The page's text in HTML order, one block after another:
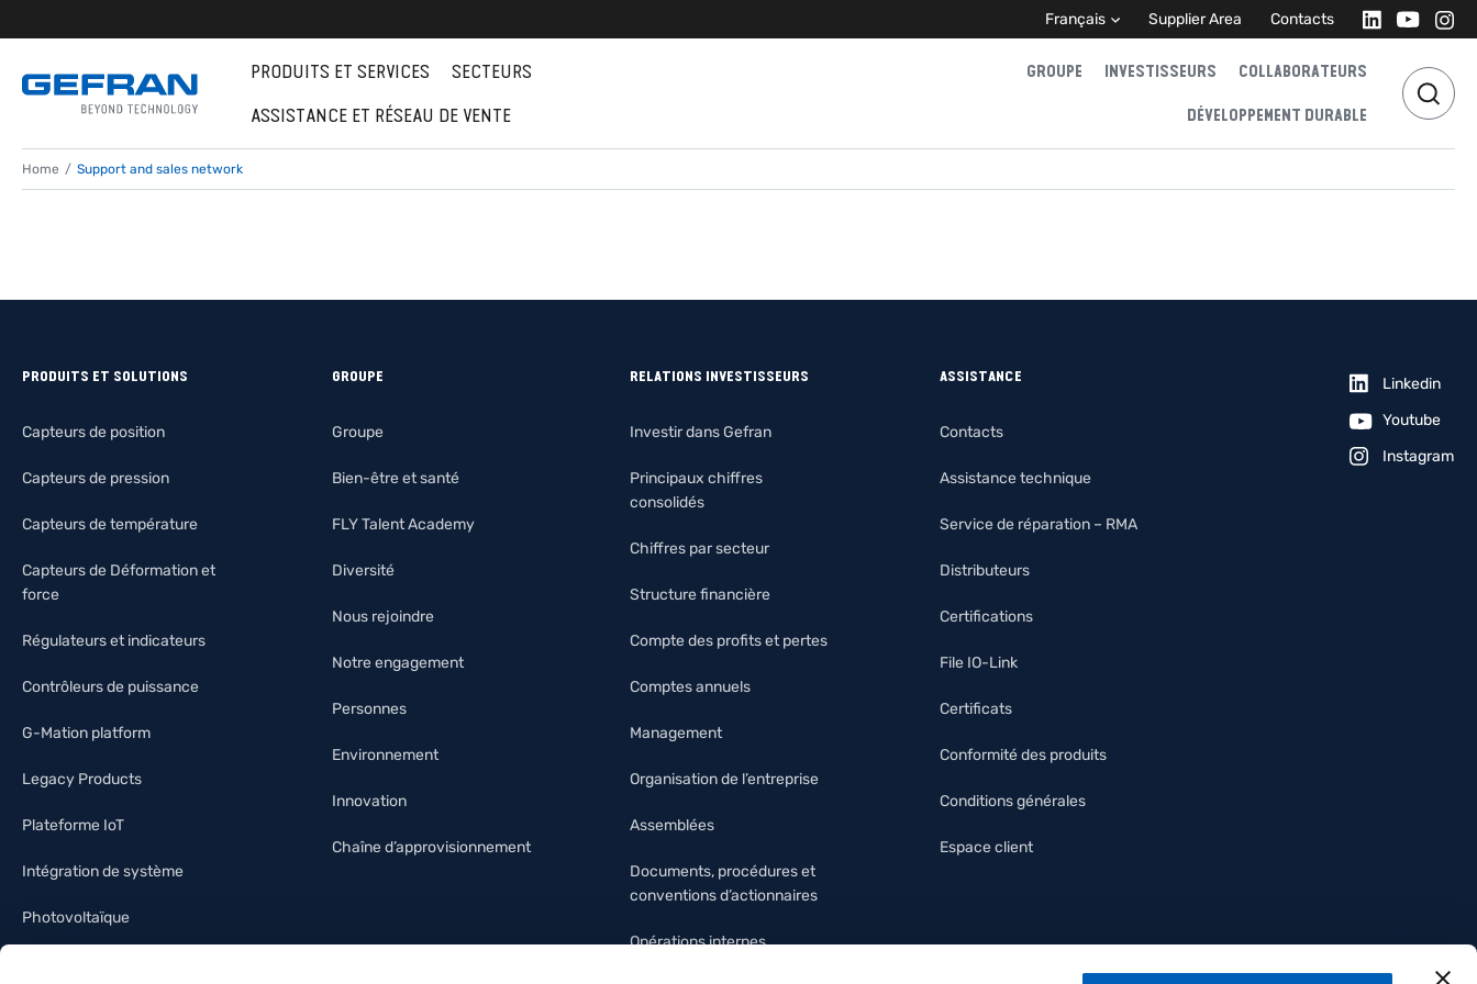
Français Supplier Area Contacts
PRODUITS ET SERVICES
SECTEURS
ASSISTANCE ET RÉSEAU DE VENTE
GROUPE INVESTISSEURS COLLABORATEURS
DÉVELOPPEMENT DURABLE
Home Support and sales network
PRODUITS ET SOLUTIONS
Capteurs de position
Capteurs de pression
Capteurs de température
Capteurs de Déformation et
force
Régulateurs et indicateurs
Contrôleurs de puissance
G-Mation platform
Legacy Products
Plateforme IoT
Intégration de système
Photovoltaïque
GROUPE
Groupe
Bien-être et santé
FLY Talent Academy
Diversité
Nous rejoindre
Notre engagement
Personnes
Environnement
Innovation
Chaîne d’approvisionnement
RELATIONS INVESTISSEURS
Investir dans Gefran
Principaux chiffres
consolidés
Chiffres par secteur
Structure financière
Compte des profits et pertes
Comptes annuels
Management
Organisation de l’entreprise
Assemblées
Documents, procédures et
conventions d’actionnaires
Opérations internes
ASSISTANCE
Contacts
Assistance technique
Service de réparation – RMA
Distributeurs
Certifications
File IO-Link
Certificats
Conformité des produits
Conditions générales
Espace client
Linkedin
Youtube
Instagram